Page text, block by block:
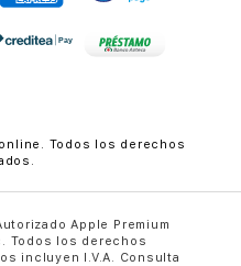
Todos los derechos
Apple Premium
Todos los derechos
incluyen I.V.A. Consulta